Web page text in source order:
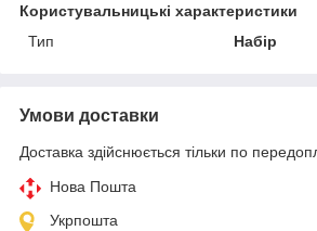
Користувальницькі характеристики
Тип
Набір
Умови доставки
Доставка здійснюється тільки по
Нова Пошта
Укрпошта